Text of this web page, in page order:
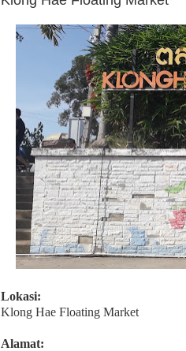
Lokasi:
Klong Hae Floating Market
Alamat: